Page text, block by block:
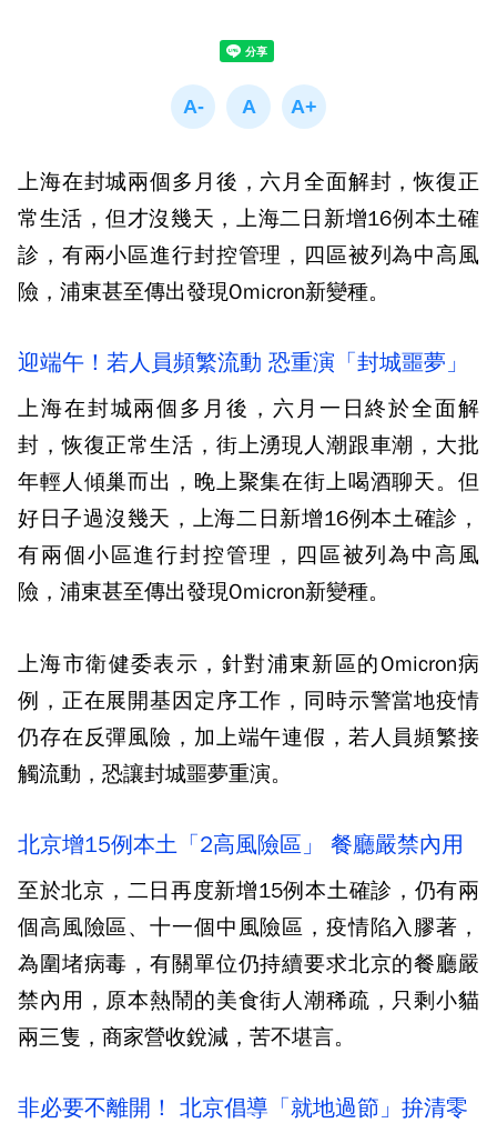
上海在封城兩個多月後，六月全面解封，恢復正
常生活，但才沒幾天，上海二日新增16例本土確
診，有兩小區進行封控管理，四區被列為中高風
險，浦東甚至傳出發現Omicron新變種。
迎端午！若人員頻繁流動 恐重演「封城噩夢」
上海在封城兩個多月後，六月一日終於全面解
封，恢復正常生活，街上湧現人潮跟車潮，大批
年輕人傾巢而出，晚上聚集在街上喝酒聊天。但
好日子過沒幾天，上海二日新增16例本土確診，
有兩個小區進行封控管理，四區被列為中高風
險，浦東甚至傳出發現Omicron新變種。
上海市衛健委表示，針對浦東新區的Omicron病
例，正在展開基因定序工作，同時示警當地疫情
仍存在反彈風險，加上端午連假，若人員頻繁接
觸流動，恐讓封城噩夢重演。
北京增15例本土「2高風險區」 餐廳嚴禁內用
至於北京，二日再度新增15例本土確診，仍有兩
個高風險區、十一個中風險區，疫情陷入膠著，
為圍堵病毒，有關單位仍持續要求北京的餐廳嚴
禁內用，原本熱鬧的美食街人潮稀疏，只剩小貓
兩三隻，商家營收銳減，苦不堪言。
非必要不離開！ 北京倡導「就地過節」拚清零